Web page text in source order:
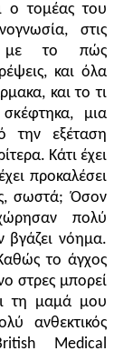
ο τομέας του
στις
με τοπώς
εις, καιόλα
και τοτι
μια
την εξέταση
Κάτι έχει
προκαλέσει
, σωστά; Όσον
πολύ
βγάζει νόημα.
το άγχος
στρες μπορεί
τη μαμά μου
ανθεκτικός
Medical